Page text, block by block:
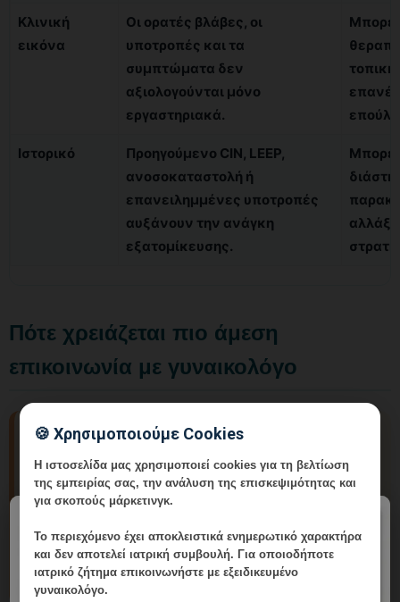
Κλινική
εικόνα
Οι ορατές βλάβες, οι
υποτροπές και τα
συμπτώματα δεν
αξιολογούνται μόνο
εργαστηριακά.
Ιστορικό
Προηγούμενο CIN, LEEP,
ανοσοκαταστολή ή
επανειλημμένες υποτροπές
αυξάνουν την ανάγκη
εξατομίκευσης.
Πότε χρειάζεται πιο άμεση
επικοινωνία με γυναικολόγο
Πιο άμεση αξιολόγηση χρειάζεται όταν υπάρχουν
ταχεία αύξηση βλαβών, αιμορραγία, πόνος,
υποτροπές μετά από θεραπεία ή συνύπαρξη
ανώμαλου Pap test. Αυτά τα σημεία δεν σημαίνουν
απαραίτητα σοβαρή διάγνωση, αλλά σημαίνουν ότι
δεν πρέπει να μείνουν χωρίς εξέταση.
🍪 Χρησιμοποιούμε Cookies
Η ιστοσελίδα μας χρησιμοποιεί cookies για τη βελτίωση
της εμπειρίας σας, την ανάλυση της επισκεψιμότητας και
για σκοπούς μάρκετινγκ.
Το περιεχόμενο έχειαποκλειστικά ενημερωτικό χαρακτήρα
και δεν αποτελεί ιατρική συμβουλή. Για οποιοδήποτε
ιατρικό ζήτημα επικοινωνήστε με εξειδικευμένο
γυναικολόγο.